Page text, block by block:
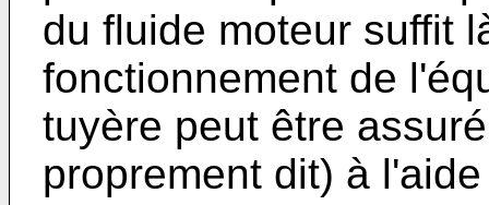
du fluide moteur suffit
fonctionnement de
tuyère peut être
proprement dit) à